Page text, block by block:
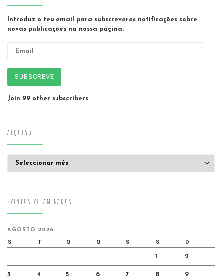
Introduz o teu email para subscreveres notificações sobre
novas publicações na nossa página.
SUBSCREVE
Join 99 other subscribers
ARQUIVO
EVENTOS VITAMINADOS
AGOSTO 2026
S T Q Q S S D
1 2
3 4 5 6 7 8 9